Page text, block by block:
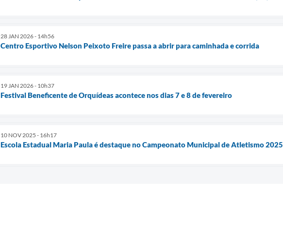
28 JAN 2026 - 14h56
Centro Esportivo Nelson Peixoto Freire passa a abrir para caminhada e corrida
19 JAN 2026 - 10h37
Festival Beneficente de Orquídeas acontece nos dias 7 e 8 de fevereiro
10 NOV 2025 - 16h17
Escola Estadual Maria Paula é destaque no Campeonato Municipal de Atletismo 2025